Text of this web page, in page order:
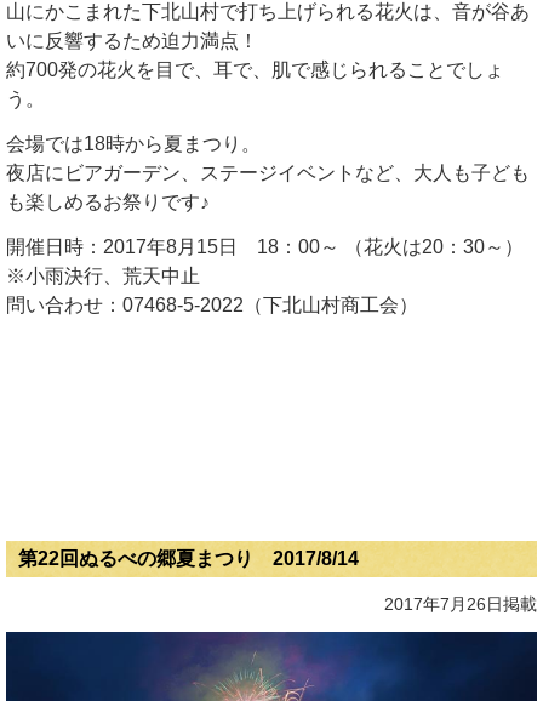
山にかこまれた下北山村で打ち上げられる花火は、音が谷あ
いに反響するため迫力満点！
約700発の花火を目で、耳で、肌で感じられることでしょ
う。
会場では18時から夏まつり。
夜店にビアガーデン、ステージイベントなど、大人も子ども
も楽しめるお祭りです♪
開催日時：2017年8月15日 18：00～ （花火は20：30～）
※小雨決行、荒天中止
問い合わせ：07468-5-2022（下北山村商工会）
第22回ぬるべの郷夏まつり 2017/8/14
2017年7月26日掲載